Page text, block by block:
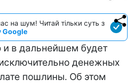
на шум! Читай тільки суть з
Google
и в дальнейшем будет
денежных
пошлины. Об этом